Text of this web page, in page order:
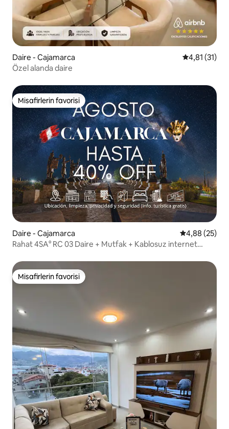
Daire - Cajamarca 5 üzerinden
4,81 (31)
Özel alanda daire
Misafirlerin favorisi
Misafirlerin favorisi
Daire - Cajamarca 5 üzerinden
4,88 (25)
Rahat 4SA° RC 03 Daire + Mutfak + Kablosuz internet
Misafirlerin favorisi
Misafirlerin favorisi